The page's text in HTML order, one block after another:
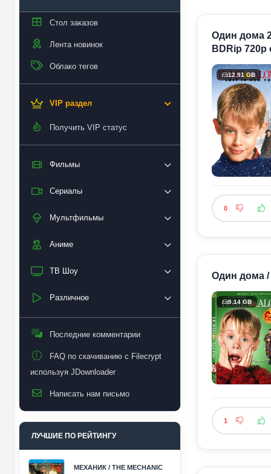
Стол заказов
Лента новинок
Облако тегов
VIP раздел
Получить VIP статус
Фильмы
Сериалы
Мультфильмы
Аниме
ТВ Шоу
Различное
Последние комментарии
FAQ по скачиванию с Filecrypt
используя JDownloader
Написать нам письмо
ЛУЧШИЕ ПО РЕЙТИНГУ
МЕХАНИК / THE MECHANIC
Один дома
BDRip 720p
12.91 GB
0
Один дома /
9.14 GB
1